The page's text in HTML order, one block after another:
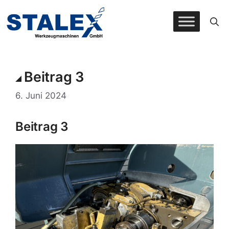
Inhalt
springen
Beitrag 3
6. Juni 2024
Beitrag 3